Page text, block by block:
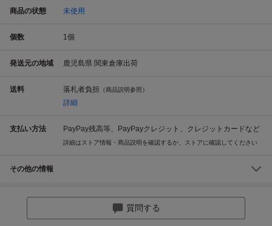
商品の状態 未使用
個数 1個
発送元の地域 鹿児島県 関東倉庫出荷
送料 落札者負担 （商品説明参照）
詳細
支払い方法 PayPay残高等、PayPayクレジット、クレジットカードなど
詳細はストア情報・商品説明を確認するか、ストアに確認してください
その他の情報
質問する